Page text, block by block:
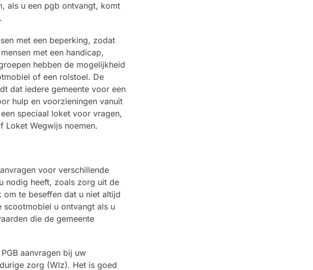
als u een pgb ontvangt, komt
met een beperking, zodat
met een handicap,
hebben de mogelijkheid
of een rolstoel. De
dat iedere gemeente voor een
hulp en voorzieningen vanuit
speciaal loket voor vragen,
Loket Wegwijs noemen.
voor verschillende
nodig heeft, zoals zorg uit de
om te beseffen dat u niet altijd
scootmobiel u ontvangt als u
die de gemeente
aanvragen bij uw
zorg (Wlz). Het is goed